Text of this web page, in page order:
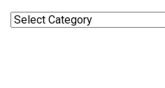
Categories